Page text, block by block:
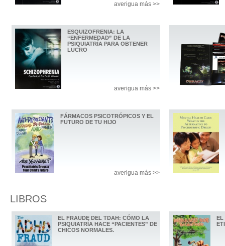
averigua más >>
ESQUIZOFRENIA: LA
“ENFERMEDAD” DE LA
PSIQUIATRÍA PARA OBTENER
LUCRO
averigua más >>
FÁRMACOS PSICOTRÓPICOS Y EL
FUTURO DE TU HIJO
averigua más >>
LIBROS
EL FRAUDE DEL TDAH: CÓMO LA
PSIQUIATRÍA HACE “PACIENTES” DE
CHICOS NORMALES.